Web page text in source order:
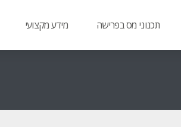
תכנוני מס בפרישה מידע מקצועי